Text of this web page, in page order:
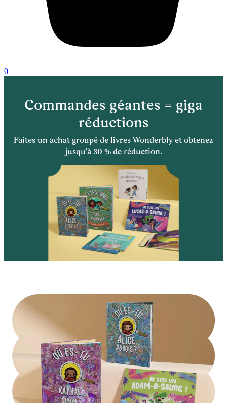
0
Commandes géantes = giga
réductions
Faites un achat groupé de livres Wonderbly et obtenez
jusqu'à 30 % de réduction.